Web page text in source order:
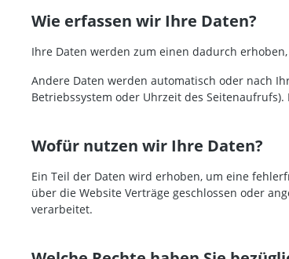
Wie erfassen wir Ihre Daten?
Ihre Daten werden zum einen dadurch
Andere Daten werden automatisch oder nach
Betriebssystem oder Uhrzeit des
Wofür nutzen wir Ihre Daten?
Ein Teil der Daten wird erhoben, um eine
über die Website Verträge geschlossen oder
verarbeitet.